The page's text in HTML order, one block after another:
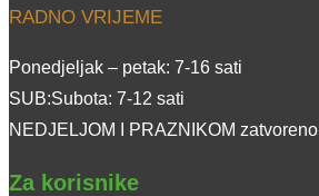
RADNO VRIJEME
Ponedjeljak – petak: 7-16 sati
SUB:Subota: 7-12 sati
NEDJELJOM I PRAZNIKOM zatvoreno
Za korisnike